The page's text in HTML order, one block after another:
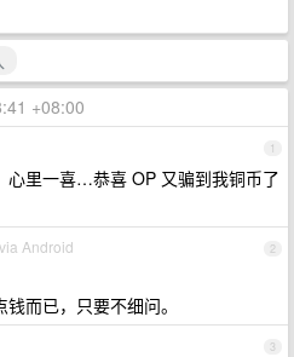
+08:00
1
心里一喜…恭喜 OP 又骗到我铜币了
2
Android
而已，只要不细问。
3